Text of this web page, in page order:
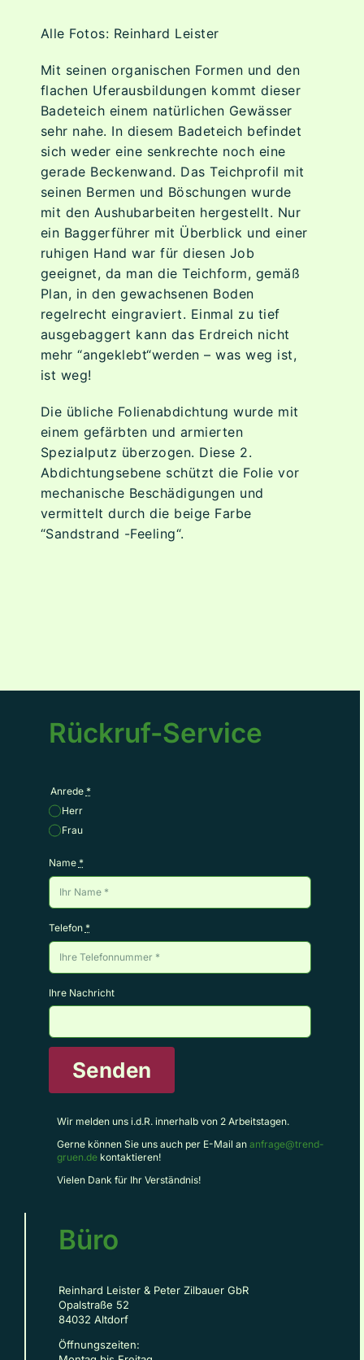
Alle Fotos: Reinhard Leister
Mit seinen organischen Formen und den
flachen Uferausbildungen kommt dieser
Badeteich einem natürlichen Gewässer
sehr nahe. In diesem Badeteich befindet
sich weder eine senkrechte noch eine
gerade Beckenwand. Das Teichprofil mit
seinen Bermen und Böschungen wurde
mit den Aushubarbeiten hergestellt. Nur
ein Baggerführer mit Überblick und einer
ruhigen Hand war für diesen Job
geeignet, da man die Teichform, gemäß
Plan, in den gewachsenen Boden
regelrecht eingraviert. Einmal zu tief
ausgebaggert kann das Erdreich nicht
mehr “angeklebt“werden – was weg ist,
ist weg!
Die übliche Folienabdichtung wurde mit
einem gefärbten und armierten
Spezialputz überzogen. Diese 2.
Abdichtungsebene schützt die Folie vor
mechanische Beschädigungen und
vermittelt durch die beige Farbe
“Sandstrand -Feeling“.
Rückruf-Service
Anrede *
Herr
Frau
Name *
Telefon *
Ihre Nachricht
Senden
Wir melden uns i.d.R. innerhalb von 2 Arbeitstagen.
Gerne können Sie uns auch per E-Mail an anfrage@trend-
gruen.de kontaktieren!
Vielen Dank für Ihr Verständnis!
Büro
Reinhard Leister & Peter Zilbauer GbR
Opalstraße 52
84032 Altdorf
Öffnungszeiten: